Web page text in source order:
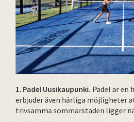
1. Padel Uusikaupunki. Padel är en
erbjuder även härliga möjligheter
trivsamma sommarstaden ligger